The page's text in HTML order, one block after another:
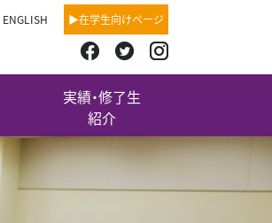
ENGLISH ▶在学生向けページ
実績・修了生
紹介